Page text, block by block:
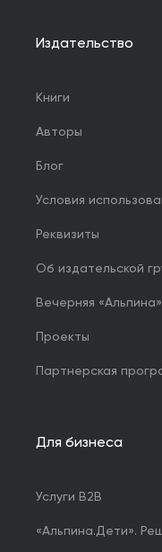
Издательство
Книги
Авторы
Блог
Условия
Реквизиты
Об издательской
Вечерняя «Альпина»
Проекты
Партнерская
Для бизнеса
Услуги B2B
«Альпина.Дети».